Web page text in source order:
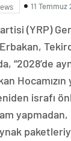
11
(YRP)
“2028’de
Hocamızın
israfı